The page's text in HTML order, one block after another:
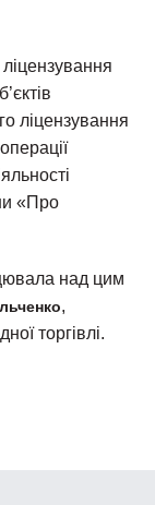
ліцензування
«Про
над цим
,
торгівлі.